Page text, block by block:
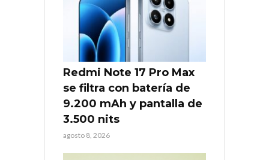
Redmi Note 17 Pro Max
se filtra con batería de
9.200 mAh y pantalla de
3.500 nits
agosto 8, 2026